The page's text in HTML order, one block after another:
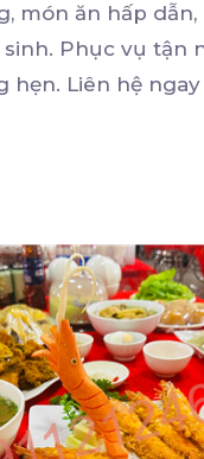
món ăn hấp
Phục vụ tận
hẹn. Liên hệ